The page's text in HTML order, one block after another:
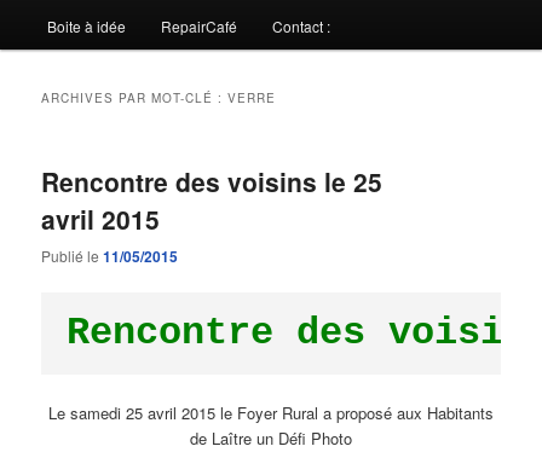
Boite à idée RepairCafé Contact :
ARCHIVES PAR MOT-CLÉ :VERRE
Rencontre des voisins le 25
avril 2015
Publié le11/05/2015
Rencontre des
Le samedi 25 avril 2015 le Foyer Rural a proposé aux Habitants
de Laître un Défi Photo